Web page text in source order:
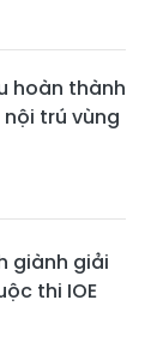
hoàn thành
trú vùng
giành giải
thi IOE